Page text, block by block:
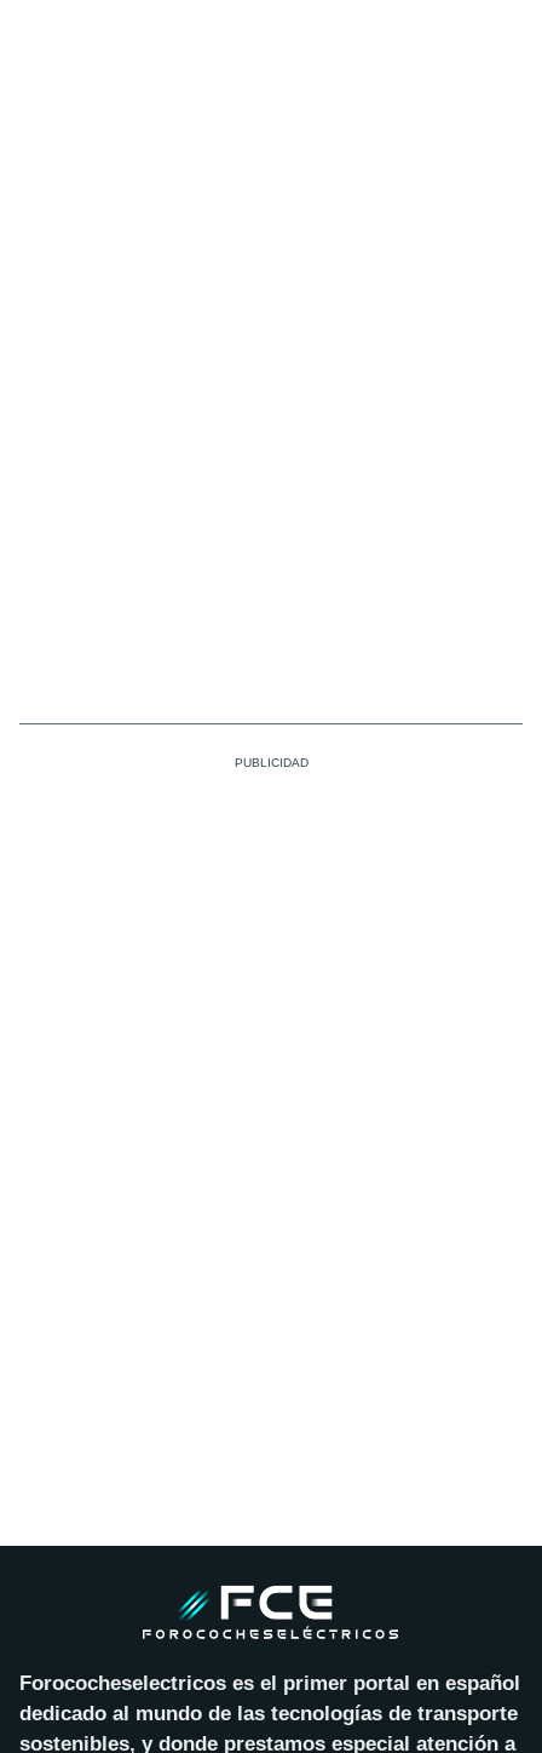
Forococheselectricos es el primer portal en español
dedicado al mundo de las tecnologías de transporte
sostenibles, y donde prestamos especial atención a